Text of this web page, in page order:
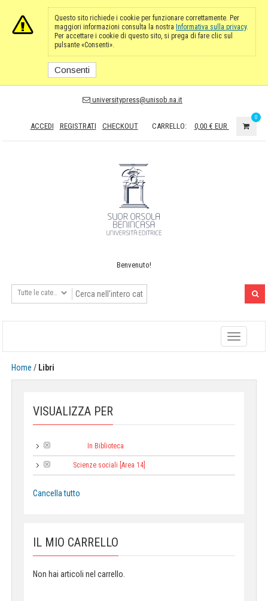
Questo sito richiede i cookie per funzionare correttamente. Per
maggiori informazioni consulta la nostra Informativa sulla privacy.
Per accettare i cookie di questo sito, si prega di fare clic sul
pulsante «Consenti».
Consenti
universitypress@unisob.na.it
ACCEDI REGISTRATI CHECKOUT CARRELLO: 0,00 € EUR
0
Benvenuto!
Toggle
navigation
Home / Libri
VISUALIZZA PER
In Biblioteca
Scienze sociali [Area 14]
Cancella tutto
IL MIO CARRELLO
Non hai articoli nel carrello.